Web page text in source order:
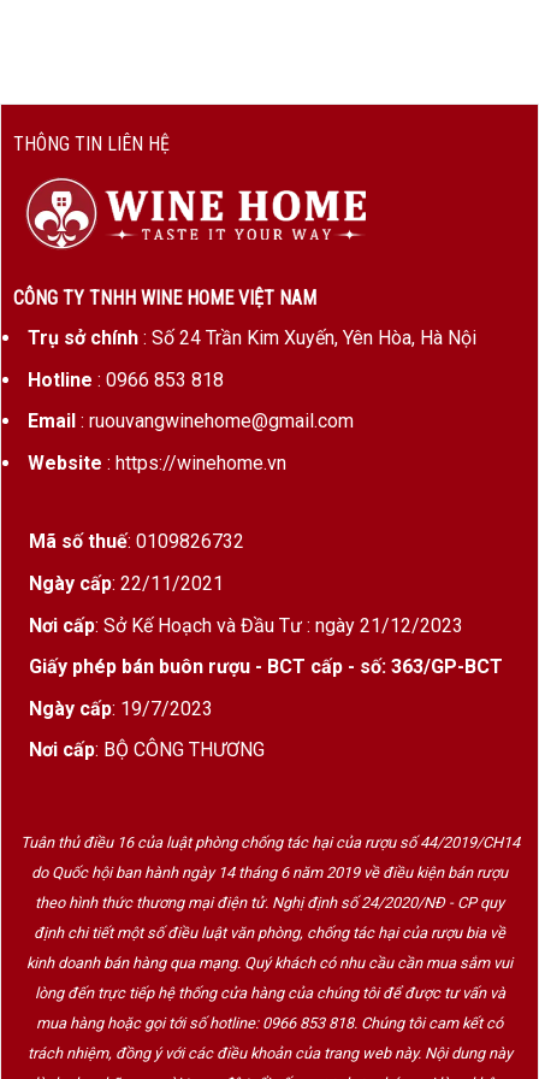
Đó chính là lý do F79 không chỉ được yêu thích tại
châu Âu mà còn được ưa chuộng rộng rãi ở Việt
Nam – đặc biệt trong các dịp biếu tặng.
2. Thiết Kế Hộp Quà Gỗ Sơn Mài – Nâng Tầm
Trải Nghiệm Tặng Quà
Phiên bảnhộp quà rượu vang 1 chai F79
Primitivo di Manduriađược Rượu Vang Wine
Homegiới thiệu với kiểu dánghộp gỗ sơn mài
cao cấp– biểu tượng củasự sang trọng, chỉn
chu và đẳng cấp.
THÔNG TIN LIÊN HỆ
CÔNG TY TNHH WINE HOME VIỆT NAM
Trụ sở chính: Số 24 Trần Kim Xuyến, Yên Hòa, Hà Nội
Hotline : 0966 853 818
Email : ruouvangwinehome@gmail.com
Website : https://winehome.vn
Mã số thuế: 0109826732
Ngày cấp: 22/11/2021
Nơi cấp: Sở Kế Hoạch và Đầu Tư : ngày 21/12/2023
Giấy phép bán buôn rượu - BCT cấp - số: 363/GP-BCT
Ngày cấp: 19/7/2023
Nơi cấp: BỘ CÔNG THƯƠNG
Tuân thủ điều 16 của luật phòng chống tác hại của rượu số 44/2019/CH14
do Quốc hội ban hành ngày 14 tháng 6 năm 2019 về điều kiện bán rượu
theo hình thức thương mại điện tử. Nghị định số 24/2020/NĐ - CP quy
định chi tiết một số điều luật văn phòng, chống tác hại của rượu bia về
kinh doanh bán hàng qua mạng. Quý khách có nhu cầu cần mua sắm vui
lòng đến trực tiếp hệ thống cửa hàng của chúng tôi để được tư vấn và
mua hàng hoặc gọi tới số hotline: 0966 853 818. Chúng tôi cam kết có
trách nhiệm, đồng ý với các điều khoản của trang web này. Nội dung này